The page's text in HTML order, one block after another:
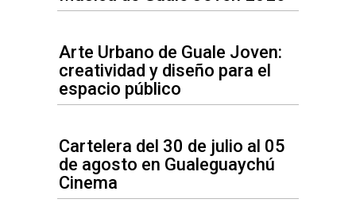
Arte Urbano de Guale Joven:
creatividad y diseño para el
espacio público
Cartelera del 30 de julio al 05
de agosto en Gualeguaychú
Cinema